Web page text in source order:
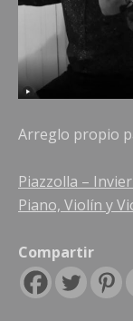
Arreglo propio
Piazzolla –
Piano, Violín y
Compartir